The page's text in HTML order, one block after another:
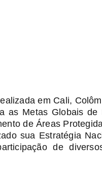
em Cali,
as Metas Globais
de Áreas
sua Estratégia
de